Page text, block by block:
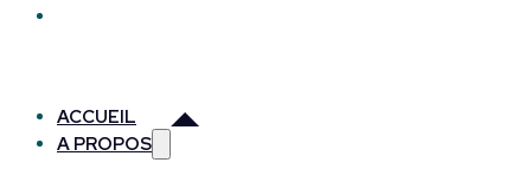
ACCUEIL
A PROPOS